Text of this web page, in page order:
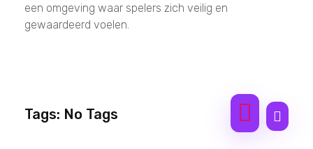
een omgeving waar spelers zich veilig en
gewaardeerd voelen.
Tags: No Tags